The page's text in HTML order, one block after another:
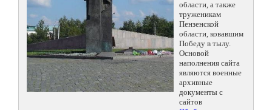
области, а также
труженикам
Пензенской
области, ковавшим
Победу в тылу.
Основой
наполнения сайта
являются военные
архивные
документы с
сайтов